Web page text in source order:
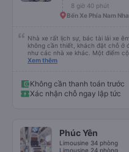
8 giờ 40 phút
Bến Xe Phía Nam
Nhà xe rất lịch sự, bác tài lái xe
không cần thiết, khách đặt chỗ ở
như các nhà xe khác. Một điểm
Xem thêm
Không cần thanh toán trước
Xác nhận chỗ ngay lập tức
Phúc Yên
Limousine 34 phòng
Limousine 24 phòng